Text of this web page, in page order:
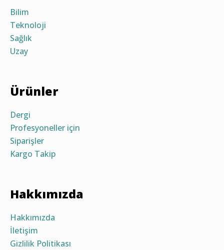
Bilim
Teknoloji
Sağlık
Uzay
Ürünler
Dergi
Profesyoneller için
Siparişler
Kargo Takip
Hakkımızda
Hakkımızda
İletişim
Gizlilik Politikası